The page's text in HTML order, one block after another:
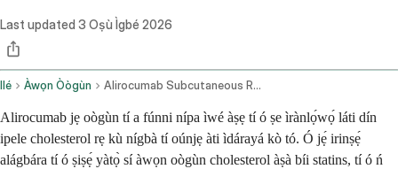
Last updated 3 Oṣù Ìgbé 2026
Ilé Àwọn Òògùn Alirocumab Subcutaneous Route
Alirocumab jẹ oògùn tí a fúnni nípa ìwé àṣẹ tí ó ṣe ìrànlọ́wọ́ láti dín
ipele cholesterol rẹ kù nígbà tí oúnjẹ àti ìdárayá kò tó. Ó jẹ́ irinṣẹ́
alágbára tí ó ṣiṣẹ́ yàtọ̀ sí àwọn oògùn cholesterol àṣà bíi statins, tí ó ń